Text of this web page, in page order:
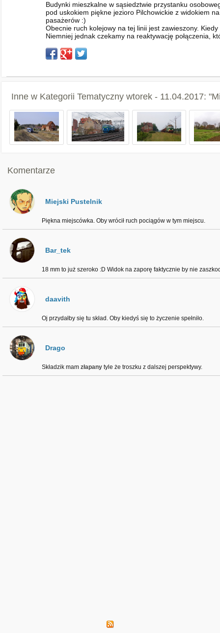
Budynki mieszkalne w sąsiedztwie przystanku
pod uskokiem piękne jezioro Pilchowickie z widokiem
pasażerów :)
Obecnie ruch kolejowy na tej linii jest zawieszony.
Niemniej jednak czekamy na reaktywację połączenia,
Inne w Kategorii Tematyczny wtorek - 11.04.2017:
Komentarze
Miejski Pustelnik
Piękna miejscówka. Oby wrócił ruch pociągów w tym miejscu.
Bar_tek
18 mm to już szeroko :D Widok na zaporę faktycznie by nie
daavith
Oj przydałby się tu skład. Oby kiedyś się to życzenie spełniło.
Drago
Składzik mam złapany tyle że troszku z dalszej perspektywy.